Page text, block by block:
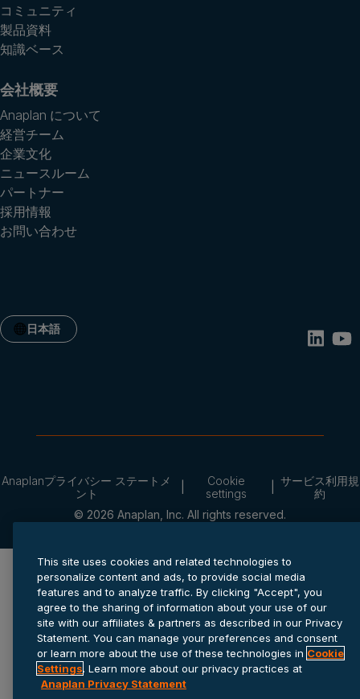
コミュニティ
製品資料
知識ベース
会社概要
Anaplan について
経営チーム
企業文化
ニュースルーム
パートナー
採用情報
お問い合わせ
日本語
© 2026 Anaplan, Inc. All rights reserved.
Anaplanプライバシー ステートメ
ント
Cookie
settings
サービス利用規
約
This site uses cookies and related technologies to
personalize content and ads, to provide social media
features and to analyze traffic. By clicking "Accept", you
agree to the sharing of information about your use of our
site with our affiliates & partners as described in our Privacy
Statement. You can manage your preferences and consent
or learn more about the use of these technologies in Cookie
Settings. Learn more about our privacy practices at
Anaplan Privacy Statement